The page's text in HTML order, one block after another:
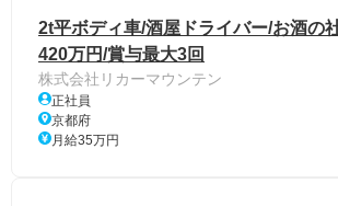
2t平ボディ車/酒屋ドライバー/お酒の
420万円/賞与最大3回
株式会社リカーマウンテン
正社員
京都府
月給35万円